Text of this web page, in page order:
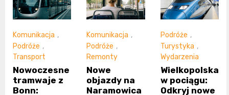
Komunikacja ,
Podróże ,
Transport
Nowoczesne
tramwaje z
Bonn:
Komunikacja ,
Podróże ,
Remonty
Nowe
objazdy na
Naramowica
Podróże ,
Turystyka ,
Wydarzenia
Wielkopolska
w pociągu:
Odkryj nowe